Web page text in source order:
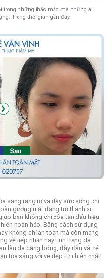
trong những thắc mắc mà những ai
Trong thời gian gần đây.
sáng rạng rỡ và đầy sức sống chỉ
gương mặt đang trở thành xu
bạn không chỉ xóa tan dấu hiệu
hoàn hảo. Bằng cách sử dụng
không chỉ an toàn mà còn mang
về nếp nhăn hay tình trạng da
làn da căng bóng, đầy đặn và trẻ
tỏa sáng với vẻ đẹp tự nhiên nhất!